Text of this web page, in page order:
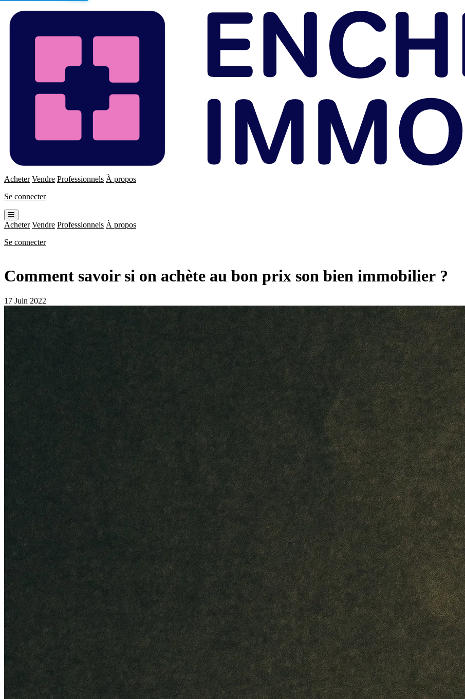
Immo
Acheter Vendre Professionnels À propos
Se connecter
Ouvrir
le
menu
Acheter Vendre Professionnels À propos
Se connecter
Comment savoir si on achète au bon prix son bien immobilier ?
17 Juin 2022